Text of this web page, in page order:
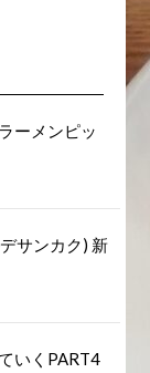
ーメンピッ
サンカク) 新
いくPART4